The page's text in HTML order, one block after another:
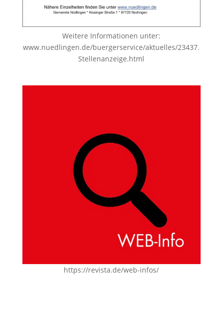
Weitere Informationen unter:
www.nuedlingen.de/buergerservice/aktuelles/23437.
Stellenanzeige.html
https://revista.de/web-infos/